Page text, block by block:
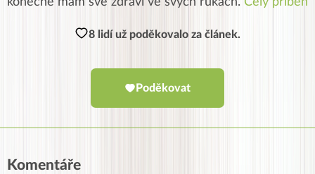
8 lidí už poděkovalo za článek.
Poděkovat
Komentáře